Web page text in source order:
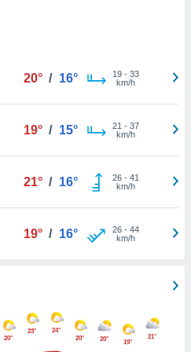
20° / 16° 19- 33
km/h
19° / 15° 21 - 37
km/h
21° / 16° 26- 41
km/h
19° / 16° 26- 44
km/h
20°
23°
24°
20°
20° 19°
21°